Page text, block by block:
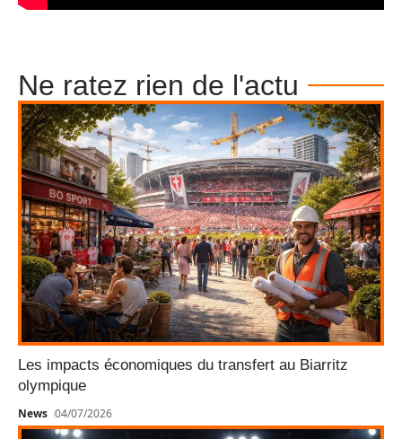
Ne ratez rien de l'actu
Les impacts économiques du transfert au Biarritz
olympique
News 04/07/2026